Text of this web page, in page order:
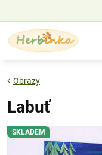
SKLADEM
Obrazy
Labuť